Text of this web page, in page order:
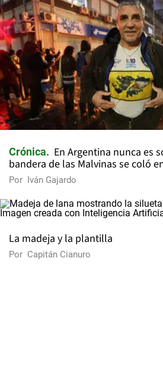
Crónica
En Argentina nunca es
bandera de las Malvinas se coló
Por Iván Gajardo
La madeja y la plantilla
Por Capitán Cianuro